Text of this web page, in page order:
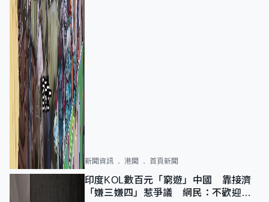
新聞資訊 港聞 首頁新聞
印度KOL數百元「窮遊」中國 靠接濟
「嫌三嫌四」惹爭議 網民：不歡迎劣